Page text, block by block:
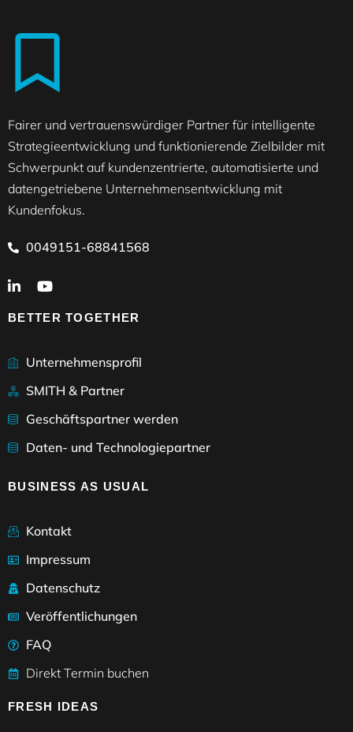
Fairer und vertrauenswürdiger Partner für intelligente
Strategieentwicklung und funktionierende Zielbilder mit
Schwerpunkt auf kundenzentrierte, automatisierte und
datengetriebene Unternehmensentwicklung mit
Kundenfokus.
0049151-68841568
BETTER TOGETHER
Unternehmensprofil
SMITH & Partner
Geschäftspartner werden
Daten- und Technologiepartner
BUSINESS AS USUAL
Kontakt
Impressum
Datenschutz
Veröffentlichungen
FAQ
Direkt Termin buchen
FRESH IDEAS